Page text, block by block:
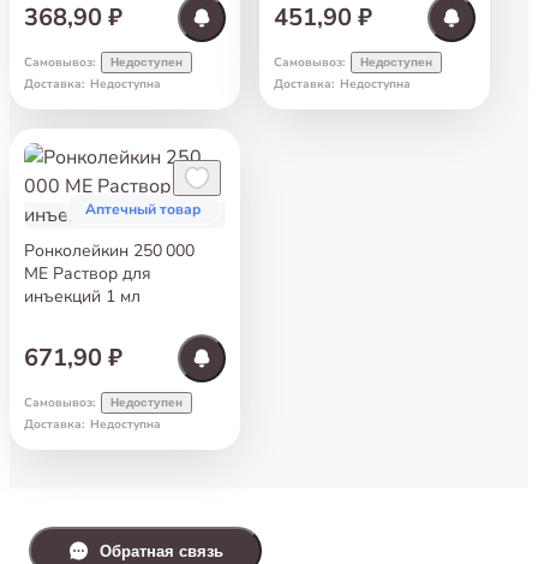
368,90 ₽
Самовывоз: Недоступен
Доставка: Недоступна
451,90 ₽
Самовывоз: Недоступен
Доставка: Недоступна
Аптечный товар
Ронколейкин 250 000
МЕ Раствор для
инъекций 1 мл
671,90 ₽
Самовывоз: Недоступен
Доставка: Недоступна
Обратная связь